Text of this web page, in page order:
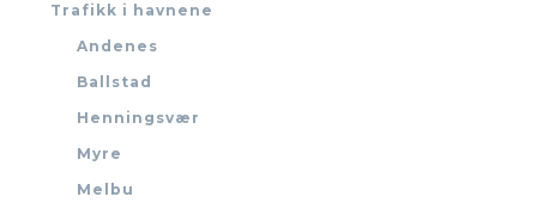
Trafikk i havnene
Andenes
Ballstad
Henningsvær
Myre
Melbu